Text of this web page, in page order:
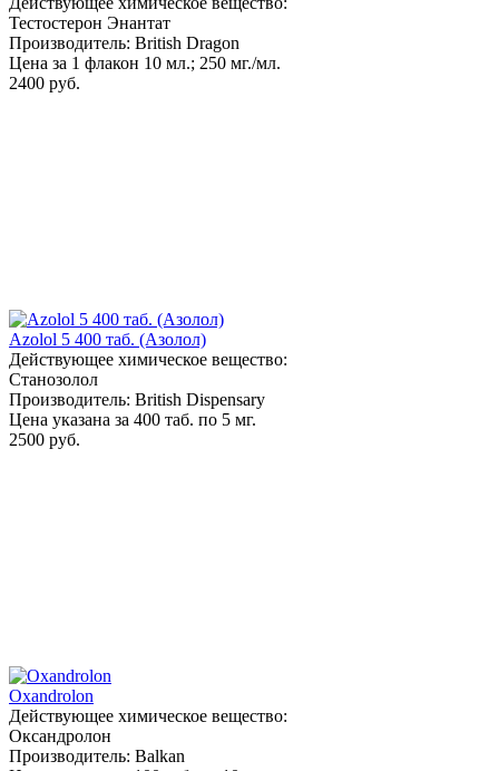
Тестостерон Энантат
Производитель: British Dragon
Цена за 1 флакон 10 мл.; 250 мг./мл.
2400 руб.
Azolol 5 400 таб. (Азолол)
Действующее химическое вещество:
Станозолол
Производитель: British Dispensary
Цена указана за 400 таб. по 5 мг.
2500 руб.
Oxandrolon
Действующее химическое вещество:
Оксандролон
Производитель: Balkan